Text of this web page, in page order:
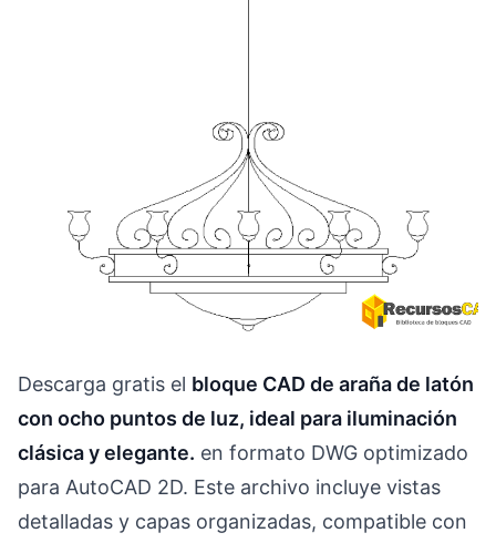
Descarga gratis el bloque CAD de araña de latón
con ocho puntos de luz, ideal para iluminación
clásica y elegante. en formato DWG optimizado
para AutoCAD 2D. Este archivo incluye vistas
detalladas y capas organizadas, compatible con